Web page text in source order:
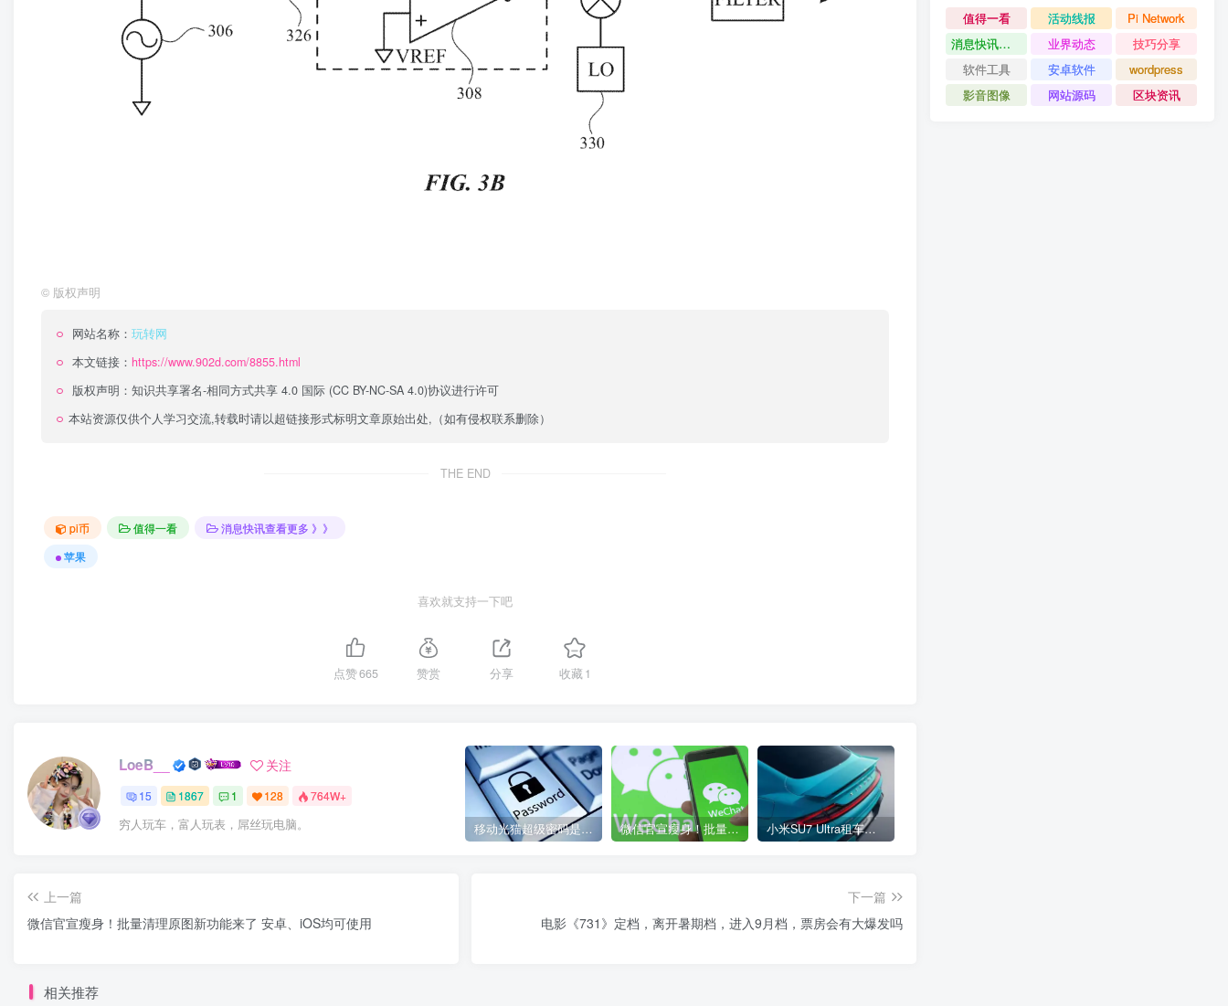
© 版权声明
网站名称： 玩转网
本文链接： https://www.902d.com/8855.html
版权声明： 知识共享署名-相同方式共享 4.0 国际 (CC BY-NC-SA 4.0)协议进行许可
本站资源仅供个人学习交流,转载时请以超链接形式标明文章原始出处,（如有侵权联系删除）
THE END
pi币 值得一看
消息快讯查看更多 》》
苹果
喜欢就支持一下吧
点赞665 赞赏 分享 收藏1
LoeB__ 关注
15 1867 1 128 764W+
穷人玩车，富人玩表，屌丝玩电脑。 移动光猫超级密码是多少？移动光猫超级管理员后台账号与密码 微信官宣瘦身！批量清理原图新功能来了 安卓、iOS均可使用 小米SU7 Ultra租车单日价格高达万元：一月内已约满 预计一年回本
上一篇
微信官宣瘦身！批量清理原图新功能来了 安卓、iOS均可使用
下一篇
电影《731》定档，离开暑期档，进入9月档，票房会有大爆发吗
相关推荐
值得一看 活动线报
Pi Network
消息快讯查看更多 》》
业界动态
技巧分享
软件工具
安卓软件
wordpress
影音图像
网站源码 区块资讯